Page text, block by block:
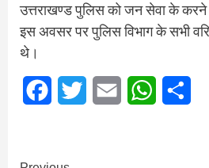
उत्तराखण्ड पुलिस को जन सेवा के करने
इस अवसर पर पुलिस विभाग के सभी
थे।
FacebookTwitter Email WhatsApp